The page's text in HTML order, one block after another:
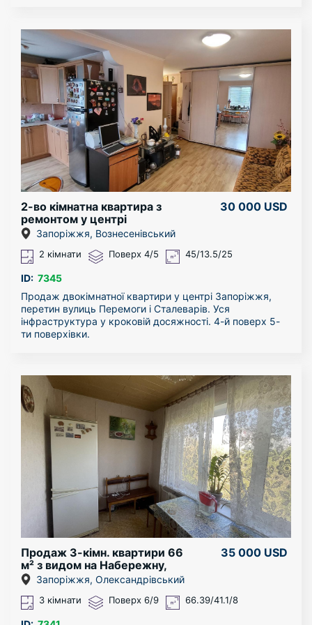
Запрошуємо вас на огляд, щоб особисто переконатися
в усіх перевагах та відчути особливу атмосферу цього
місця. Телефонуйте вже зараз!
Квартира велика, кухня 10,37 кв.м., кімнати: 13,57;
15,16 і 18,31 кв.м. Санвузол роздільний. Великий
коридор. Квартира оздоблена усіма необхідними
меблями і технікою.
Можливий продаж по «сертифікату» і «ваучеру».
2-во кімнатна квартира з
ремонтом у центрі
Запоріжжя
30 000 USD
Запоріжжя, Вознесенівський
2 кімнати Поверх 4/5 45/13.5/25
ID: 7345
Продаж двокімнатної квартири у центрі Запоріжжя,
перетин вулиць Перемоги і Сталеварів. Уся
інфраструктура у кроковій досяжності. 4-й поверх 5-
ти поверхівки.
водопостачання та каналізації..). Встановлені якісні
вікна (вулиці взагалі не чути). Балкон розширений і
утеплений. Санвузол об’єднаний. Кухня об’єднана з
залою (студія). Квартира укомплектована технікою і
меблями.
В квартирі залишається все наповнення окрім
особистих речей. Вбудована кухня, газова плита з
духовкою, витяжка, холодильник, сучасна газова
колонка для гарячої води, кондиціонер, столи, стільці,
диван, великі шафи купе, двоспальне ліжко, пральна
машина і багато іншого. Гарні сусіди!
Можлива продаж по «сертифікату» або «ваучеру».
Оглянути квартиру можна у зручний для вас час.
Продаж 3-кімн. квартири 66
м² з видом на Набережну,
Олександрівський р-н
(ЄВідновлення)
35 000 USD
Запоріжжя, Олександрівський
3 кімнати Поверх 6/9 66.39/41.1/8